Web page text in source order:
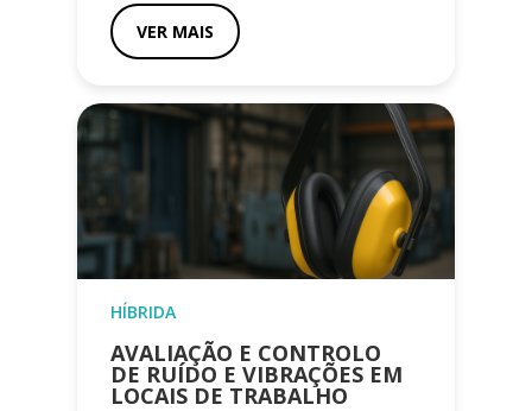
VER MAIS
HÍBRIDA
AVALIAÇÃO E CONTROLO
DE RUÍDO E VIBRAÇÕES EM
LOCAIS DE TRABALHO